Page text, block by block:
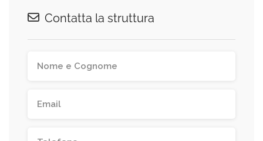
Contatta la struttura